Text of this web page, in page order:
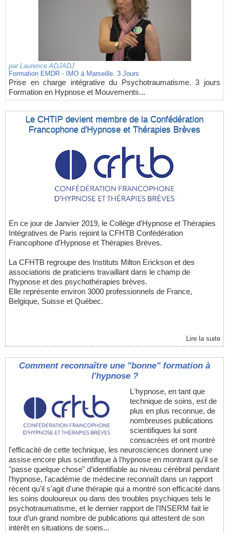
par Laurence ADJADJ
Formation EMDR - IMO à Marseille. 3 Jours
Prise en charge intégrative du Psychotraumatisme. 3 jours
Formation en Hypnose et Mouvements...
Le CHTIP devient membre de la Confédération
Francophone d'Hypnose et Thérapies Brèves
En ce jour de Janvier 2019, le Collège d'Hypnose et Thérapies
Intégratives de Paris rejoint la CFHTB Confédération
Francophone d'Hypnose et Thérapies Brèves.
La CFHTB regroupe des Instituts Milton Erickson et des
associations de praticiens travaillant dans le champ de
l’hypnose et des psychothérapies brèves.
Elle représente environ 3000 professionnels de France,
Belgique, Suisse et Québec.
Lire la suite
Comment reconnaître une "bonne" formation à
l'hypnose ?
L'hypnose, en tant que
technique de soins, est de
plus en plus reconnue, de
nombreuses publications
scientifiques lui sont
consacrées et ont montré
l'efficacité de cette technique, les neurosciences donnent une
assise encore plus scientifique à l'hypnose en montrant qu'il se
"passe quelque chose" d'identifiable au niveau cérébral pendant
l'hypnose, l'académie de médecine reconnaît dans un rapport
récent qu'il s'agit d'une thérapie qui a montré son efficacité dans
les soins douloureux ou dans des troubles psychiques tels le
psychotraumatisme, et le dernier rapport de l’INSERM fait le
tour d’un grand nombre de publications qui attestent de son
intérêt en situations de soins...